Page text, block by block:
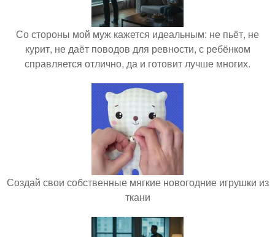
Со стороны мой муж кажется идеальным: не пьёт, не
курит, не даёт поводов для ревности, с ребёнком
справляется отлично, да и готовит лучше многих.
Создай свои собственные мягкие новогодние игрушки из
ткани